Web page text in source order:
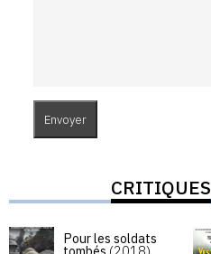
CRITIQUES
Pour les soldats